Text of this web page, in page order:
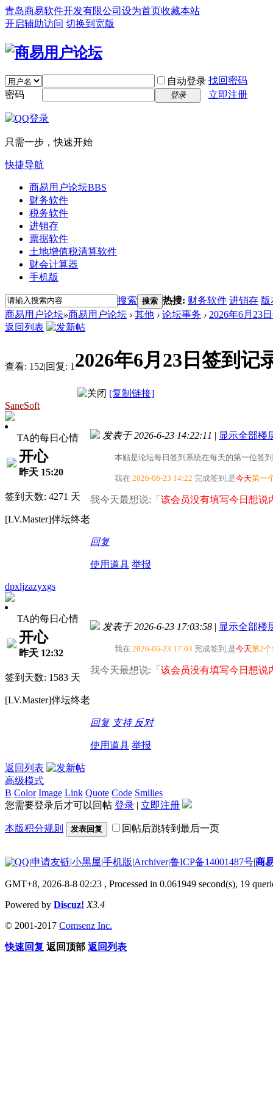
青岛商易软件开发有限公司 设为首页收藏本站
开启辅助访问 切换到宽版
自动登录 找回密码
密码
登录 立即注册
只需一步，快速开始
快捷导航
商易用户论坛BBS
财务软件
税务软件
进销存
票据软件
土地增值税清算软件
财会计算器
手机版
搜索 搜索 热搜: 财务软件 进销存 版
商易用户论坛»商易用户论坛 › 其他 › 论坛事务 › 2026年6月23
返回列表
查看: 152|回复: 1 2026年6月23日签到记
[复制链接]
SaneSoft
TA的每日心情
开心
昨天 15:20
签到天数: 4271 天
[LV.Master]伴坛终老
发表于 2026-6-23 14:22:11 | 显示全部楼
本贴是论坛每日签到系统在每天的第一位签
我在 2026-06-23 14:22 完成签到,是今天第一
我今天最想说:「 该会员没有填写今日想说
回复
使用道具 举报
dpxljzazyxgs
TA的每日心情
开心
昨天 12:32
签到天数: 1583 天
[LV.Master]伴坛终老
发表于 2026-6-23 17:03:58 | 显示全部楼
我在 2026-06-23 17:03 完成签到,是今天第2
我今天最想说:「 该会员没有填写今日想说
回复 支持 反对
使用道具 举报
返回列表
高级模式
B Color Image Link Quote Code Smilies
您需要登录后才可以回帖 登录 | 立即注册
本版积分规则 发表回复 回帖后跳转到最后一页
|申请友链|小黑屋|手机版|Archiver|鲁ICP备14001487号|商
GMT+8, 2026-8-8 02:23 , Processed in 0.061949 second(s), 19
Powered by Discuz! X3.4
© 2001-2017 Comsenz Inc.
快速回复 返回顶部 返回列表